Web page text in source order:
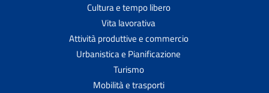
Cultura e tempo libero
Vita lavorativa
Attività produttive e commercio
Urbanistica e Pianificazione
Turismo
Mobilità e trasporti